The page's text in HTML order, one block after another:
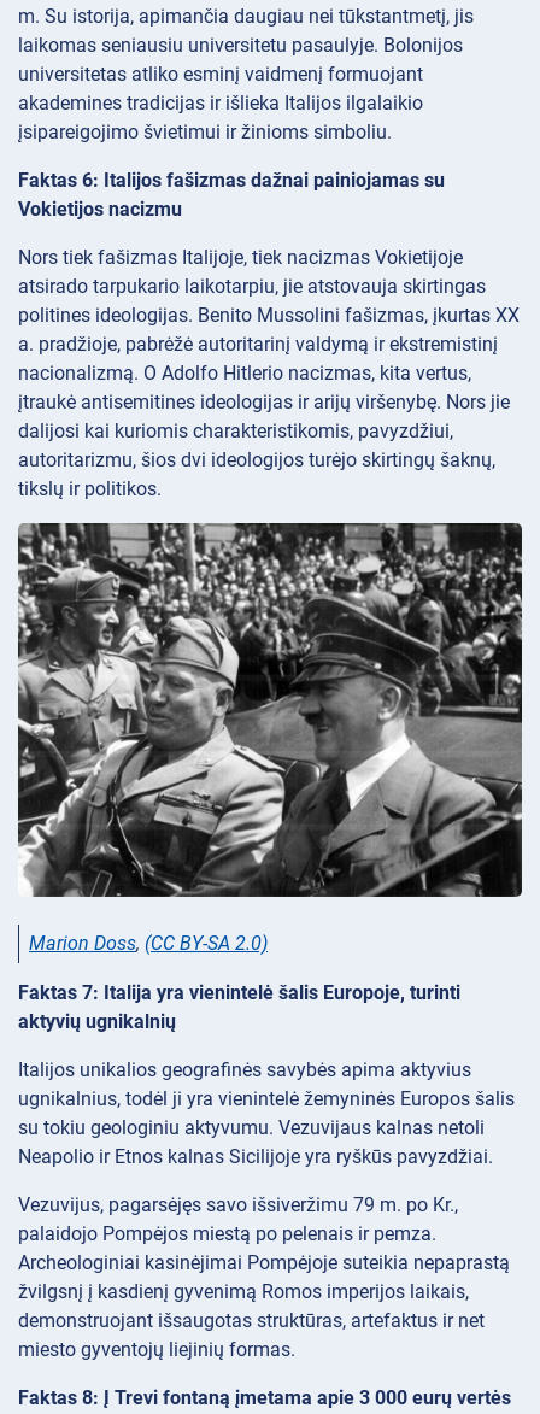
m. Su istorija, apimančia daugiau nei tūkstantmetį, jis
laikomas seniausiu universitetu pasaulyje. Bolonijos
universitetas atliko esminį vaidmenį formuojant
akademines tradicijas ir išlieka Italijos ilgalaikio
įsipareigojimo švietimui ir žinioms simboliu.
Faktas 6: Italijos fašizmas dažnai painiojamas su
Vokietijos nacizmu
Nors tiek fašizmas Italijoje, tiek nacizmas Vokietijoje
atsirado tarpukario laikotarpiu, jie atstovauja skirtingas
politines ideologijas. Benito Mussolini fašizmas, įkurtas XX
a. pradžioje, pabrėžė autoritarinį valdymą ir ekstremistinį
nacionalizmą. O Adolfo Hitlerio nacizmas, kita vertus,
įtraukė antisemitines ideologijas ir arijų viršenybę. Nors jie
dalijosi kai kuriomis charakteristikomis, pavyzdžiui,
autoritarizmu, šios dvi ideologijos turėjo skirtingų šaknų,
tikslų ir politikos.
Marion Doss, (CC BY-SA 2.0)
Faktas 7: Italija yra vienintelė šalis Europoje, turinti
aktyvių ugnikalnių
Italijos unikalios geografinės savybės apima aktyvius
ugnikalnius, todėl ji yra vienintelė žemyninės Europos šalis
su tokiu geologiniu aktyvumu. Vezuvijaus kalnas netoli
Neapolio ir Etnos kalnas Sicilijoje yra ryškūs pavyzdžiai.
Vezuvijus, pagarsėjęs savo išsiveržimu 79 m. po Kr.,
palaidojo Pompėjos miestą po pelenais ir pemza.
Archeologiniai kasinėjimai Pompėjoje suteikia nepaprastą
žvilgsnį į kasdienį gyvenimą Romos imperijos laikais,
demonstruojant išsaugotas struktūras, artefaktus ir net
miesto gyventojų liejinių formas.
Faktas 8: Į Trevi fontaną įmetama apie 3 000 eurų vertės